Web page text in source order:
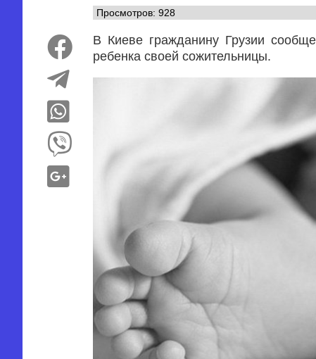
Просмотров: 928
В Киеве гражданину Грузии
ребенка своей сожительницы.